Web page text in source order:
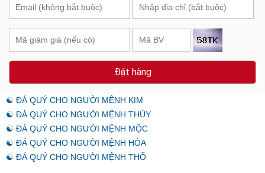
Đặt hàng
☯ ĐÁ QUÝ CHO NGƯỜI MỆNH KIM
☯ ĐÁ QUÝ CHO NGƯỜI MỆNH THỦY
☯ ĐÁ QUÝ CHO NGƯỜI MỆNH MỘC
☯ ĐÁ QUÝ CHO NGƯỜI MỆNH HỎA
☯ ĐÁ QUÝ CHO NGƯỜI MỆNH THỔ